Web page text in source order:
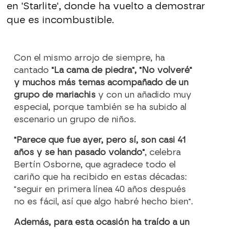
en 'Starlite', donde ha vuelto a demostrar
que es incombustible.
Con el mismo arrojo de siempre, ha
cantado "La cama de piedra", "No volveré"
y muchos más temas acompañado de un
grupo de mariachis y con un añadido muy
especial, porque también se ha subido al
escenario un grupo de niños.
"Parece que fue ayer, pero sí, son casi 41
años y se han pasado volando", celebra
Bertín Osborne, que agradece todo el
cariño que ha recibido en estas décadas:
"seguir en primera línea 40 años después
no es fácil, así que algo habré hecho bien".
Además, para esta ocasión ha traído a un